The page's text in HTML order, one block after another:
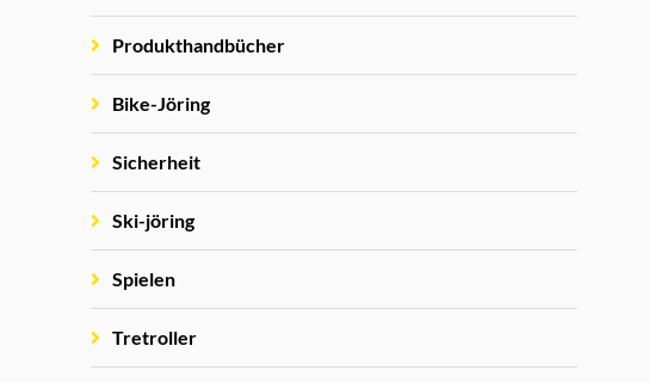
Produkthandbücher
Bike-Jöring
Sicherheit
Ski-jöring
Spielen
Tretroller